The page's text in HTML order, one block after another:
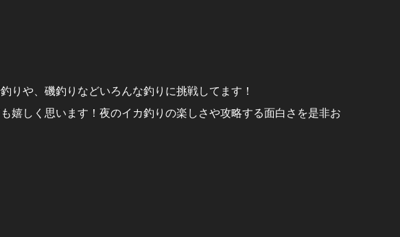
りや、磯釣りなどいろんな釣りに挑戦してます！
嬉しく思います！夜のイカ釣りの楽しさや攻略する面白さを是非お